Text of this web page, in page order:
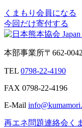
くまもり会員になる
今回だけ寄付する
本部事業所〒662-
TEL 0798-22-4190
FAX 0798-22-4196
E-Mail
再エネ問題連絡会 く